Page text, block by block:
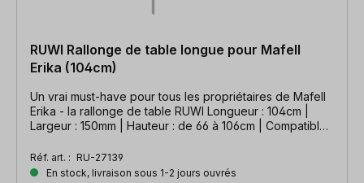
RUWI Rallonge de table longue pour Mafell
Erika (104cm)
Un vrai must-have pour tous les propriétaires de Mafell
Erika - la rallonge de table RUWI Longueur : 104cm |
Largeur : 150mm | Hauteur : de 66 à 106cm | Compatible
Réf. art. : RU-27139
En stock, livraison sous 1-2 jours ouvrés